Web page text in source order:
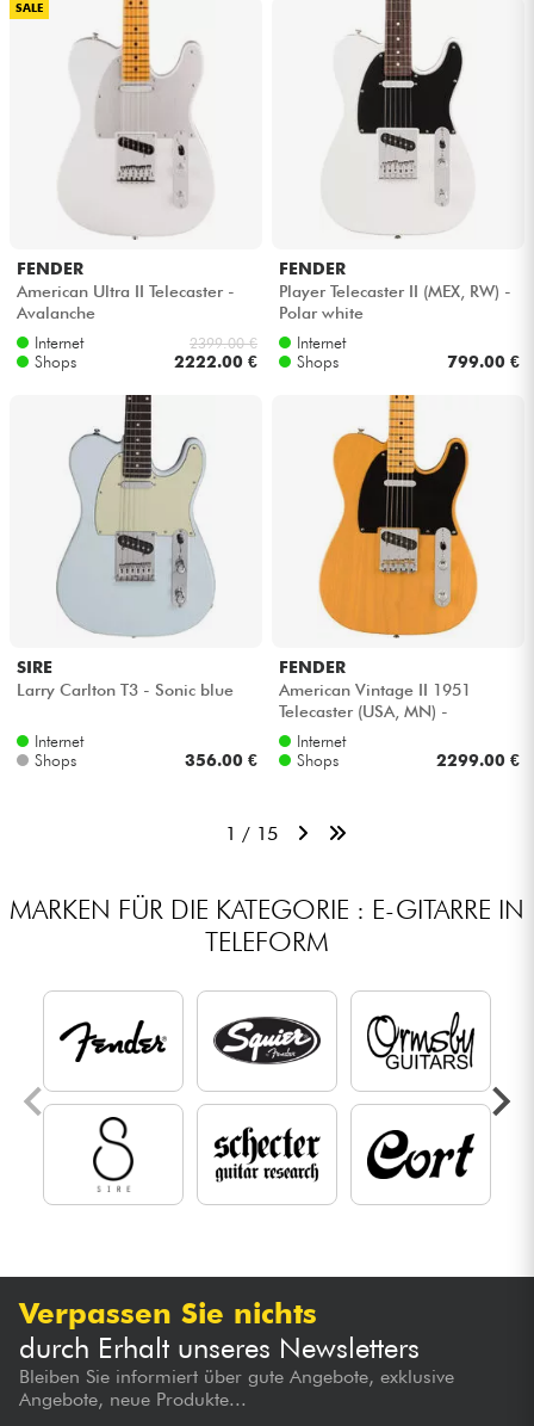
SALE
FENDER
American Ultra II Telecaster -
Avalanche
Internet
Shops
2399.00 €
2222.00 €
FENDER
Player Telecaster II (MEX, RW) -
Polar white
Internet
Shops
799.00 €
SIRE
Larry Carlton T3 - Sonic blue
Internet
Shops
356.00 €
FENDER
American Vintage II 1951
Telecaster (USA, MN) -
Butterscotch blonde
Internet
Shops
2299.00 €
1 / 15
MARKEN FÜR DIE KATEGORIE : E-GITARRE IN
TELEFORM
Verpassen Sie nichts
durch Erhalt unseres Newsletters
Bleiben Sie informiert über gute Angebote, exklusive
Angebote, neue Produkte...